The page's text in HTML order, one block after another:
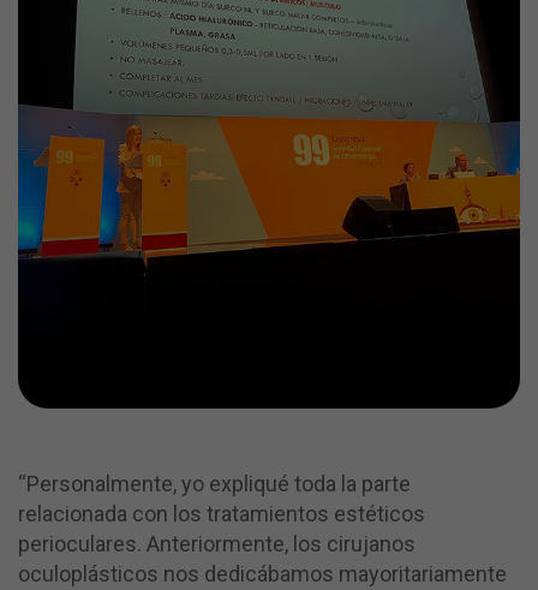
“Personalmente, yo expliqué toda la parte
relacionada con los tratamientos estéticos
perioculares. Anteriormente, los cirujanos
oculoplásticos nos dedicábamos mayoritariamente